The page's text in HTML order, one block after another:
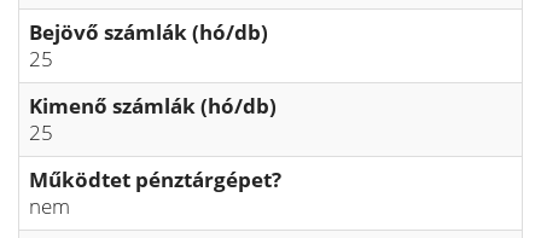
Bejövő számlák (hó/db)
25
Kimenő számlák (hó/db)
25
Működtet pénztárgépet?
nem